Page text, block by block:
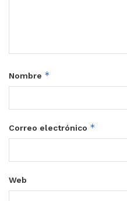
Nombre *
Correo electrónico *
Web